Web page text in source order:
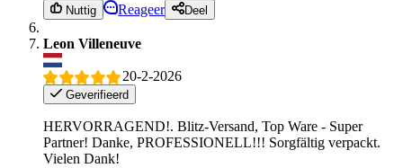
Nuttig Reageer Deel
Leon Villeneuve
20-2-2026
Geverifieerd
HERVORRAGEND!. Blitz-Versand, Top Ware - Super
Partner! Danke, PROFESSIONELL!!! Sorgfältig verpackt.
Vielen Dank!